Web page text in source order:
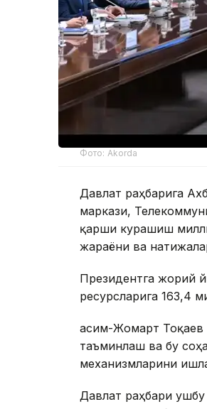
Фото: Akorda
Давлат раҳбарига
маркази,
қарши курашиш
жараёни ва
Президентга жорий
ресурсларига 163,4
Қасим-Жомарт
таъминлаш ва бу
механизмларини
Давлат раҳбари